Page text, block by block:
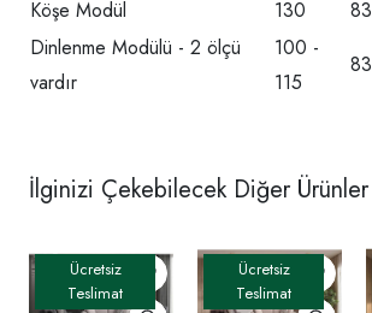
Köşe Modül
130 83
Dinlenme Modülü - 2 ölçü
vardır
100 -
115
83
İlginizi Çekebilecek Diğer Ürünler